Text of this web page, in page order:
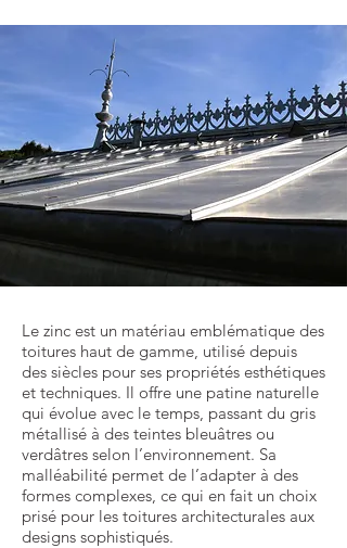
Le zinc est un matériau emblématique des
toitures haut de gamme, utilisé depuis
des siècles pour ses propriétés esthétiques
et techniques. Il offre une patine naturelle
qui évolue avec le temps, passant du gris
métallisé à des teintes bleuâtres ou
verdâtres selon l’environnement. Sa
malléabilité permet de l’adapter à des
formes complexes, ce qui en fait un choix
prisé pour les toitures architecturales aux
designs sophistiqués.